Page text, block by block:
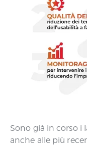
Sono già in corso i
anche alle più